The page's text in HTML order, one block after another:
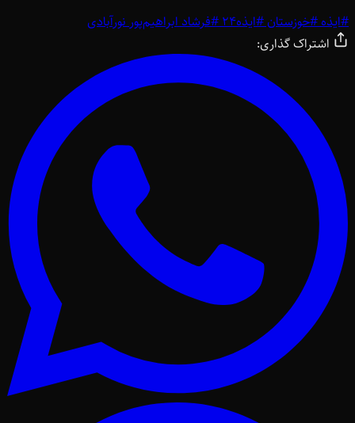
#ایذه#خوزستان#ایذه24 #فرشاد ابراهیم‌پور نورآبادی
اشتراک گذاری: